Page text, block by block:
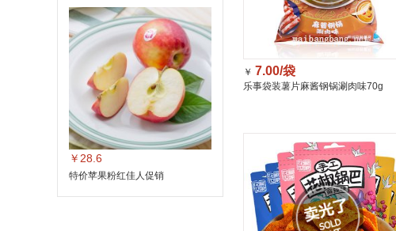
￥28.6
特价苹果粉红佳人促销
￥ 7.00/袋
乐事袋装薯片麻酱钢锅涮肉味70g